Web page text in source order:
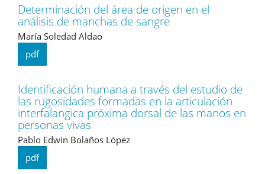
Determinación del área de origen en el
análisis de manchas de sangre
María Soledad Aldao
pdf
Identificación humana a través del estudio de
las rugosidades formadas en la articulación
interfalangica próxima dorsal de las manos en
personas vivas
Pablo Edwin Bolaños López
pdf